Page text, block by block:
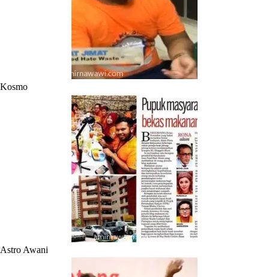
Kosmo
Astro Awani